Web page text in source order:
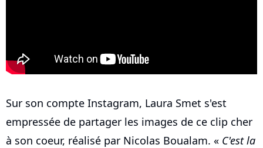
Sur son compte Instagram, Laura Smet s'est
empressée de partager les images de ce clip cher
à son coeur, réalisé par Nicolas Boualam. « C'est la